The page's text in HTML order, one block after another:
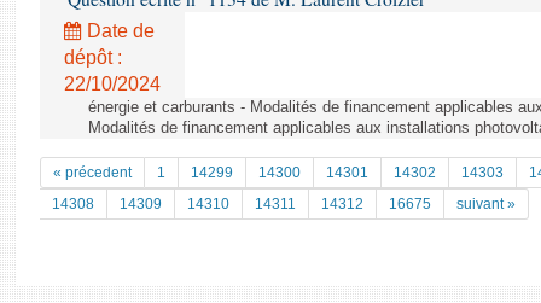
Date de
dépôt :
22/10/2024
énergie et carburants - Modalités de financement applicables
Modalités de financement applicables aux installations
« précedent 1 14299 14300 14301 14302 14303
14308
14309 14310 14311 14312 16675 suivant »